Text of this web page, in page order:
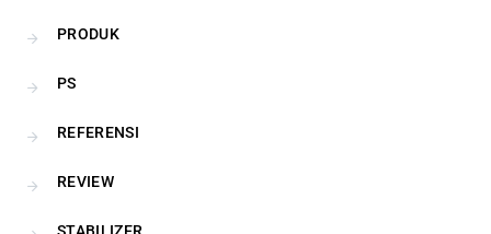
PRODUK
PS
REFERENSI
REVIEW